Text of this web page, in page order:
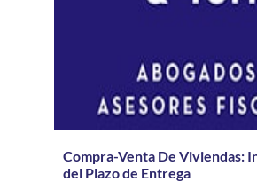
Compra-Venta De Viviendas:
del Plazo de Entrega